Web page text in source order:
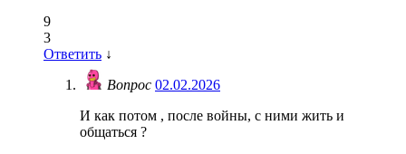
9
3
Ответить ↓
Вопрос 02.02.2026
И как потом , после войны, с ними жить и
общаться ?